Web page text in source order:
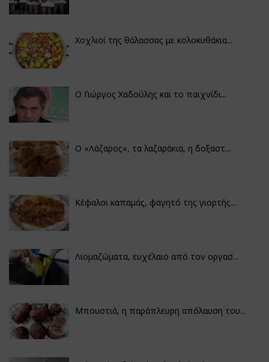
Χοχλιοί της θάλασσας με κολοκυθάκια...
Ο Γιώργος Χαδούλης και το παιχνίδι...
Ο «Λάζαρος», τα λαζαράκια, η δοξαστ...
Κέφαλοι καπαμάς, φαγητό της γιορτής...
Λιομαζώματα, ευχέλαιο από τον οργασ...
Μπουστιά, η παράπλευρη απόλαυση του...